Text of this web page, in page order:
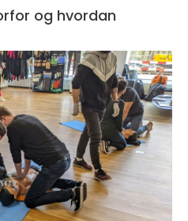
og hvordan